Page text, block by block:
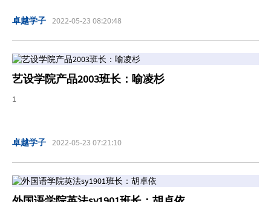
卓越学子 2022-05-23 08:20:48
艺设学院产品2003班长：喻凌杉
1
卓越学子 2022-05-23 07:21:10